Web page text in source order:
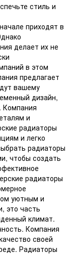
стиль и
приходят в
делает их не
в этом
предлагает
вашему
дизайн,
Компания
и
радиаторы
и легко
радиаторы
чтобы создать
радиаторы
уютным и
это часть
климат.
Компания
своей
Радиаторы